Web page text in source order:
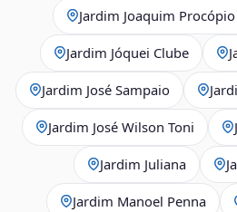
Jardim Joaquim
Jardim Jóquei Clube
Jardim José Sampaio
Jardim José Wilson Toni
Jardim Juliana
Jardim Manoel Penna